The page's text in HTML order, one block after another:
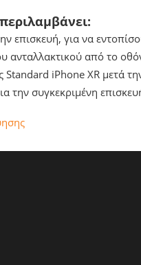
επισκευή, για να
ανταλλακτικού από το
Standard iPhone XR μετά
την συγκεκριμένη